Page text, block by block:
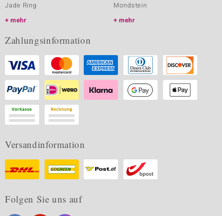
Jade Ring
mehr
Mondstein
mehr
Zahlungsinformation
Versandinformation
Folgen Sie uns auf